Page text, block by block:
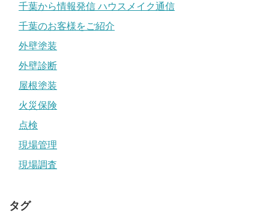
千葉から情報発信 ハウスメイク通信
千葉のお客様をご紹介
外壁塗装
外壁診断
屋根塗装
火災保険
点検
現場管理
現場調査
タグ